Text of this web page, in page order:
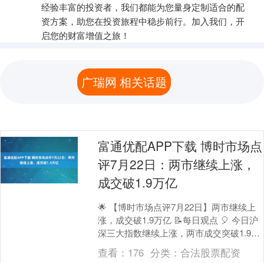
经验丰富的投资者，我们都能为您量身定制适合的配
资方案，助您在投资旅程中稳步前行。加入我们，开
启您的财富增值之旅！
广瑞网 相关话题
富通优配APP下载 博时市场点
评7月22日：两市继续上涨，
成交破1.9万亿
🌟 【博时市场点评7月22日】两市继续上
涨，成交破1.9万亿 📝每日观点 🎈 今日沪
深三大指数继续上涨，两市成交突破1.9万
亿，为3月6日以来新高。近期美国经济....
查看： 176 分类： 合法股票配资